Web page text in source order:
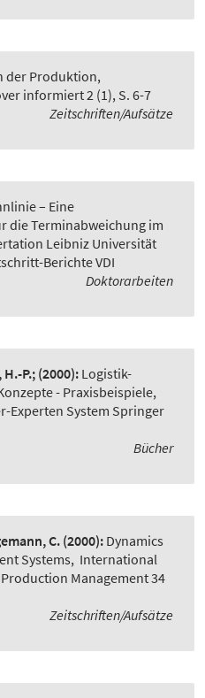
der Produktion,
informiert 2 (1), S. 6-7
Zeitschriften/Aufsätze
– Eine
die Terminabweichung im
Leibniz Universität
Berichte VDI
Doktorarbeiten
P.; (2000): Logistik-
- Praxisbeispiele,
Experten System Springer
Bücher
C. (2000): Dynamics
Systems, International
Management 34
Zeitschriften/Aufsätze